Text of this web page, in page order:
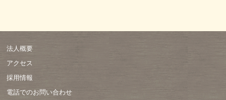
法人概要
アクセス
採用情報
電話でのお問い合わせ